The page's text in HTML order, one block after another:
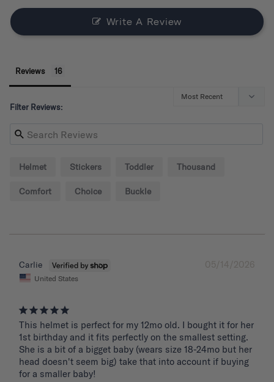
Write A Review
Reviews
Filter Reviews:
Helmet Stickers Toddler Thousand
Comfort Choice Buckle
05/14/2026
Carlie
United States
This helmet is perfect for my 12mo old. I bought it for her
1st birthday and it fits perfectly on the smallest setting.
She is a bit of a bigget baby (wears size 18-24mo but her
head doesn't seem big) take that into account if buying
for a smaller baby!